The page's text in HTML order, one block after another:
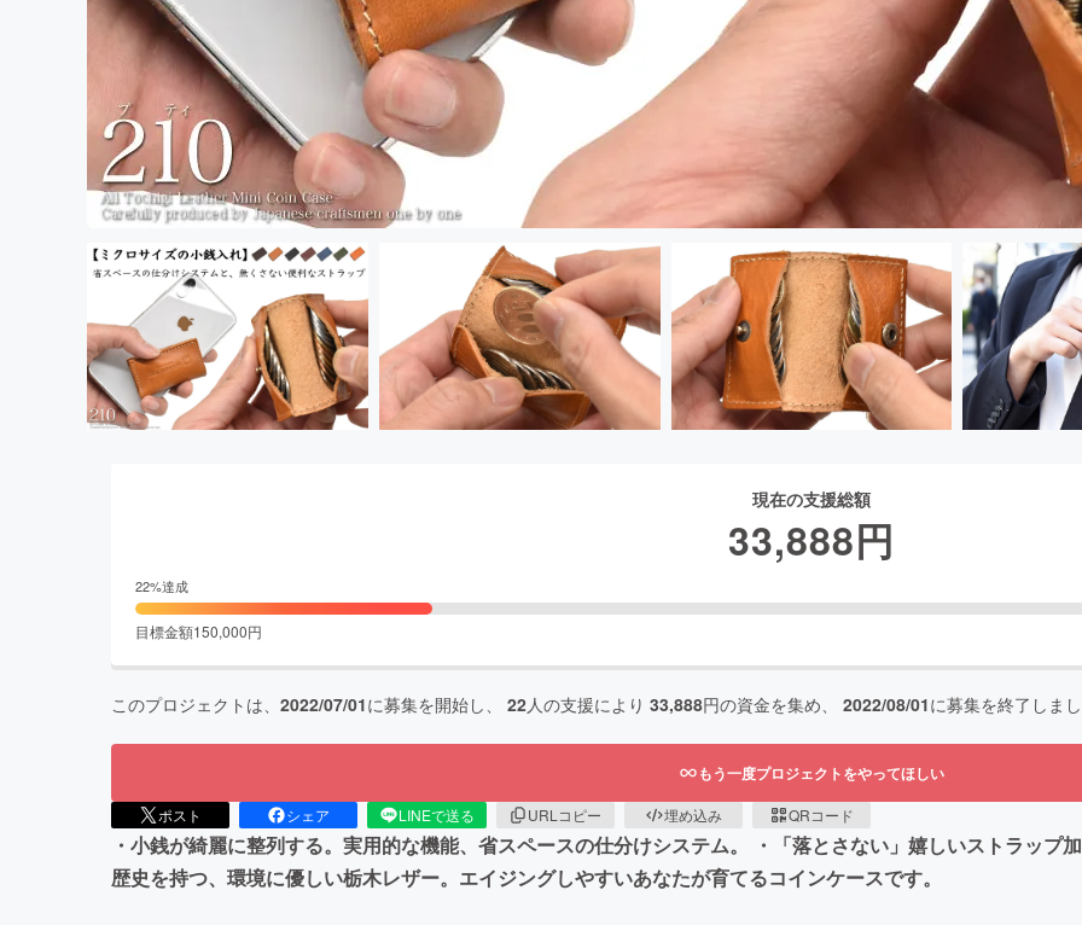
現在の支援総額
33,888円
22%達成
目標金額150,000円
このプロジェクトは、 2022/07/01に募集を開始し、 22人の支援により 33,888円の資金を集め、 2022/08/01に募集を終了しま
もう一度プロジェクトをやってほしい
ポスト シェア LINEで送る URLコピー 埋め込み QRコード
・小銭が綺麗に整列する。実用的な機能、省スペースの仕分けシステム。 ・「落とさない」嬉しいストラップ
歴史を持つ、環境に優しい栃木レザー。エイジングしやすいあなたが育てるコインケースです。